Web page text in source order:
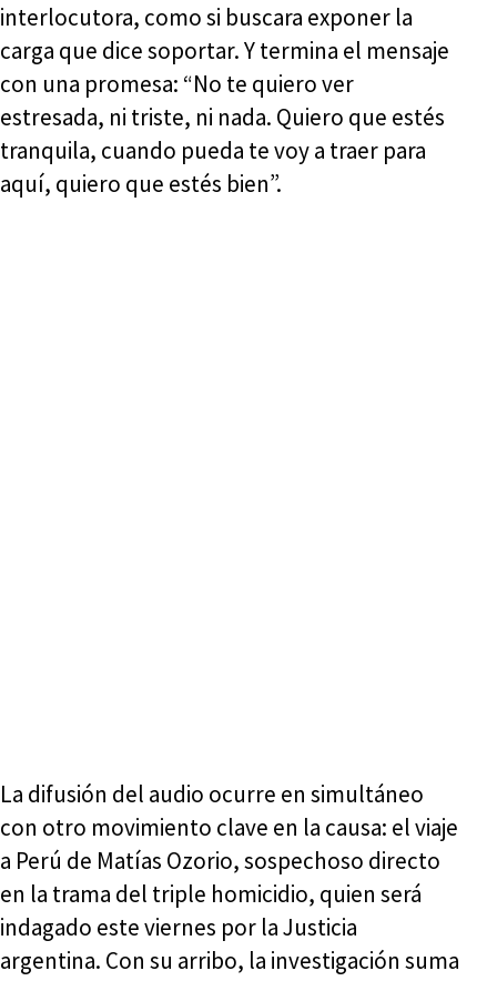
interlocutora, como si buscara exponer la
carga que dice soportar. Y termina el mensaje
con una promesa: “No te quiero ver
estresada, ni triste, ni nada. Quiero que estés
tranquila, cuando pueda te voy a traer para
aquí, quiero que estés bien”.
La difusión del audio ocurre en simultáneo
con otro movimiento clave en la causa: el viaje
a Perú de Matías Ozorio, sospechoso directo
en la trama del triple homicidio, quien será
indagado este viernes por la Justicia
argentina. Con su arribo, la investigación suma